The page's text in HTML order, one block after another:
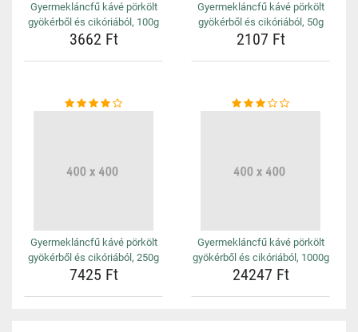
Gyermekláncfű kávé pörkölt
gyökérből és cikóriából, 100g
3662 Ft
Gyermekláncfű kávé pörkölt
gyökérből és cikóriából, 50g
2107 Ft
Gyermekláncfű kávé pörkölt
gyökérből és cikóriából, 250g
7425 Ft
Gyermekláncfű kávé pörkölt
gyökérből és cikóriából, 1000g
24247 Ft